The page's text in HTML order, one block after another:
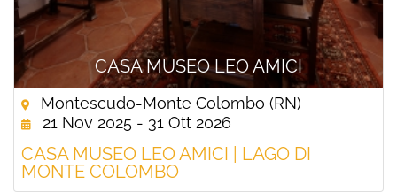
CASA MUSEO LEO AMICI
Montescudo-Monte Colombo (RN)
21 Nov 2025 - 31 Ott 2026
CASA MUSEO LEO AMICI | LAGO DI
MONTE COLOMBO